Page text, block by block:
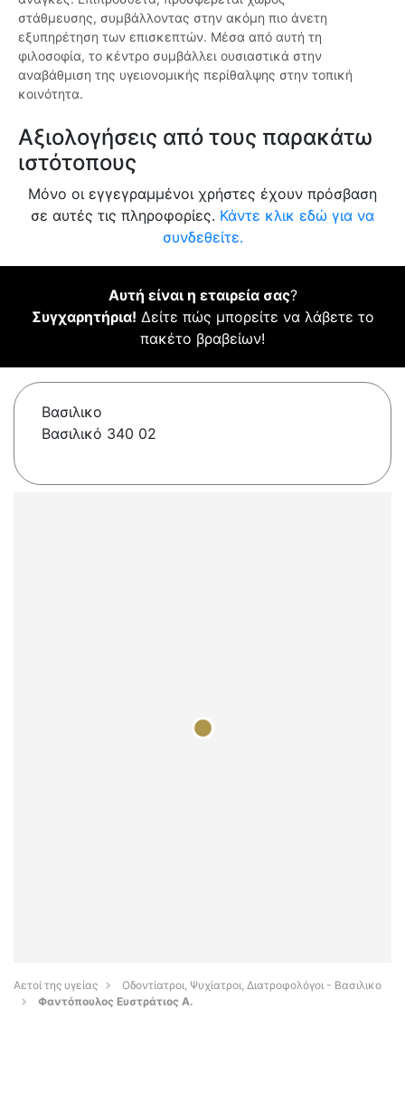
στάθμευσης, συμβάλλοντας στην ακόμη πιο άνετη
εξυπηρέτηση των επισκεπτών. Μέσα από αυτή τη
φιλοσοφία, το κέντρο συμβάλλει ουσιαστικά στην
αναβάθμιση της υγειονομικής περίθαλψης στην τοπική
κοινότητα.
Αξιολογήσεις από τους παρακάτω
ιστότοπους
Μόνο οι εγγεγραμμένοι χρήστες έχουν πρόσβαση
σε αυτές τις πληροφορίες. Κάντε κλικ εδώ για να
συνδεθείτε.
Αυτή είναι η εταιρεία σας?
Συγχαρητήρια! Δείτε πώς μπορείτε να λάβετε το
πακέτο βραβείων!
Βασιλικο
Βασιλικό 340 02
Αετοί της υγείας
Οδοντίατροι, Ψυχίατροι, Διατροφολόγοι - Βασιλικο
Φαντόπουλος Ευστράτιος Α.